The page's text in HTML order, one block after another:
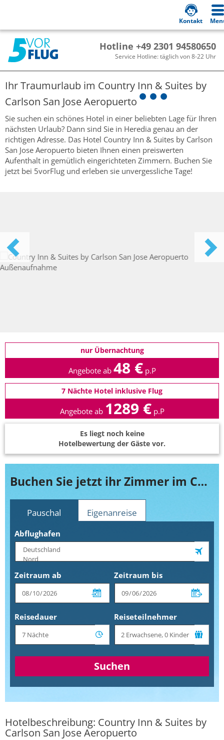
Hotline +49 2301 94580650
Service Hotline: täglich von 8-22 Uhr
Kontakt
Ihr Traumurlaub im Country Inn & Suites by
Carlson San Jose Aeropuerto
Sie suchen ein schönes Hotel in einer beliebten Lage für Ihren
nächsten Urlaub? Dann sind Sie in Heredia genau an der
richtigen Adresse. Das Hotel Country Inn & Suites by Carlson
San Jose Aeropuerto bieten Ihnen einen preiswerten
Aufenthalt in gemütlich eingerichteten Zimmern. Buchen Sie
jetzt bei 5vorFlug und erleben sie unvergessliche Tage!
nur Übernachtung
Angebote ab 48 € p.P
7 Nächte Hotel inklusive Flug
Angebote ab 1289 € p.P
Es liegt noch keine
Hotelbewertung der Gäste vor.
Buchen Sie jetzt ihr Zimmer im Country Inn & Suites by Carlson San Jose Aeropuerto
Pauschal Eigenanreise
Abflughafen
Zeitraum ab Zeitraum bis
Reisedauer Reiseteilnehmer
Suchen
Hotelbeschreibung: Country Inn & Suites by
Carlson San Jose Aeropuerto